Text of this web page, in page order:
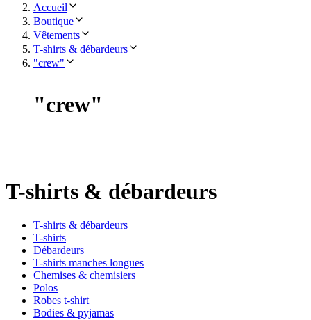
Accueil
Boutique
Vêtements
T-shirts & débardeurs
"crew"
"crew"
T-shirts & débardeurs
T-shirts & débardeurs
T-shirts
Débardeurs
T-shirts manches longues
Chemises & chemisiers
Polos
Robes t-shirt
Bodies & pyjamas